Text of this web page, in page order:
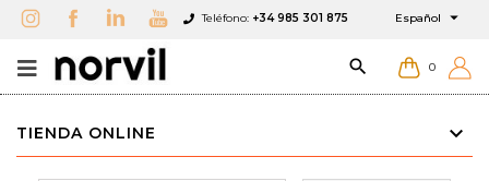
Teléfono: +34 985 301 875 Español 
 0
TIENDA ONLINE